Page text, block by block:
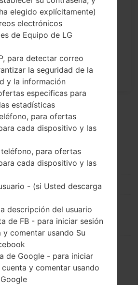
cualquier dispositivo
con...
a través del código (3)
fábrica a través del menú
(3)
elegido explícitamente)
electrónicos
de Equipo de LG
para detectar correo
la seguridad de la
y la información
especificas para
estadísticas
para ofertas
cada dispositivo y las
para ofertas
cada dispositivo y las
- (si Usted descarga
descripción del usuario
de FB - para iniciar sesión
y comentar usando Su
de Google - para iniciar
cuenta y comentar usando